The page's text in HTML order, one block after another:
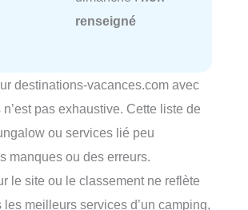
renseigné
destinations-vacances.com avec
pas exhaustive. Cette liste de
ou services lié peu
manques ou des erreurs.
le site ou le classement ne reflète
meilleurs services d’un camping,